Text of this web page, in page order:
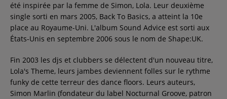
Régie Publicitaire
Fréquences
été inspirée par la femme de Simon, Lola. Leur deuxième
single sorti en mars 2005, Back To Basics, a atteint la 10e
place au Royaume-Uni. L'album Sound Advice est sorti aux
États-Unis en septembre 2006 sous le nom de Shape:UK.
Fin 2003 les djs et clubbers se délectent d'un nouveau titre,
Lola's Theme, leurs jambes deviennent folles sur le rythme
funky de cette terreur des dance floors. Leurs auteurs,
Simon Marlin (fondateur du label Nocturnal Groove, patron